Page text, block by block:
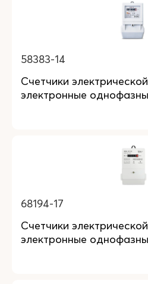
58383-14
Счетчики
электронные
68194-17
Счетчики
электронные